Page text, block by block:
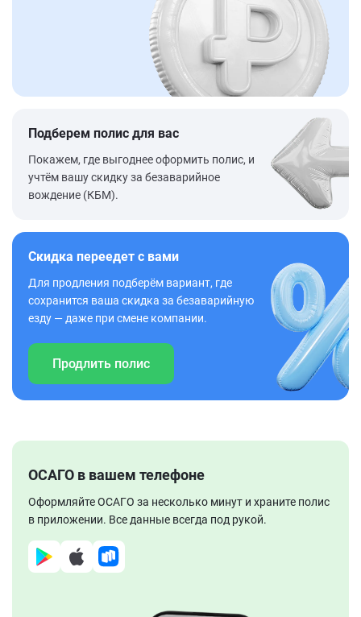
Подберем полис для вас
Покажем, где выгоднее оформить полис, и
учтём вашу скидку за безаварийное
вождение (КБМ).
Скидка переедет с вами
Для продления подберём вариант, где
сохранится ваша скидка за безаварийную
езду — даже при смене компании.
Продлить полис
ОСАГО в вашем телефоне
Оформляйте ОСАГО за несколько минут и храните полис
в приложении. Все данные всегда под рукой.